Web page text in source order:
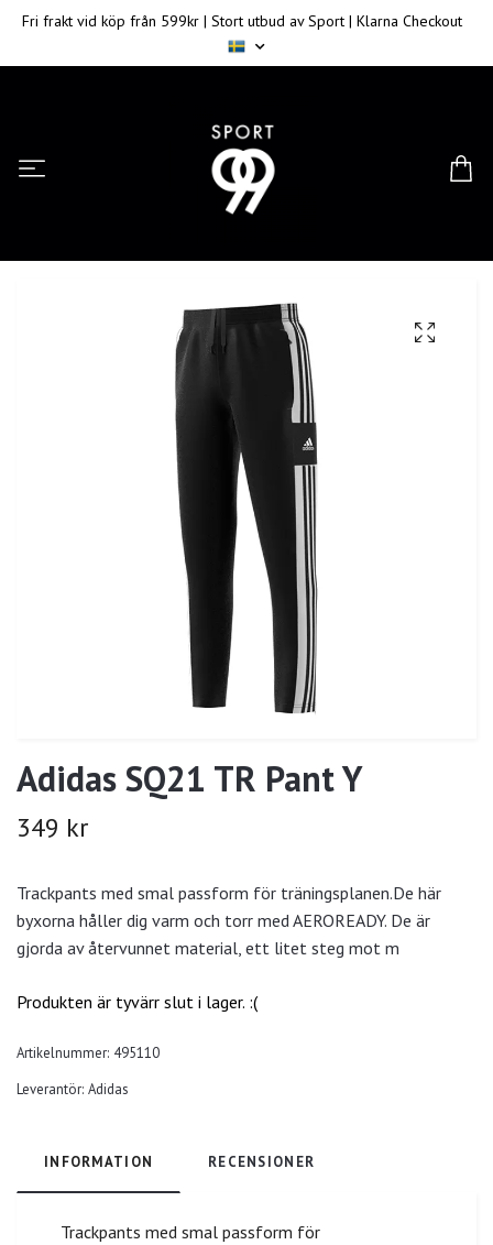
Fri frakt vid köp från 599kr | Stort utbud av Sport | Klarna Checkout
Adidas SQ21 TR Pant Y
349 kr
Trackpants med smal passform för träningsplanen.De här
byxorna håller dig varm och torr med AEROREADY. De är
gjorda av återvunnet material, ett litet steg mot m
Produkten är tyvärr slut i lager. :(
Artikelnummer: 495110
Leverantör: Adidas
INFORMATION RECENSIONER
Trackpants med smal passform för